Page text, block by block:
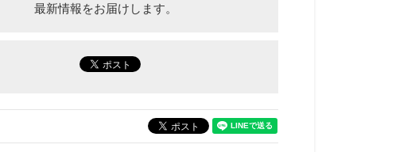
最新情報をお届けします。